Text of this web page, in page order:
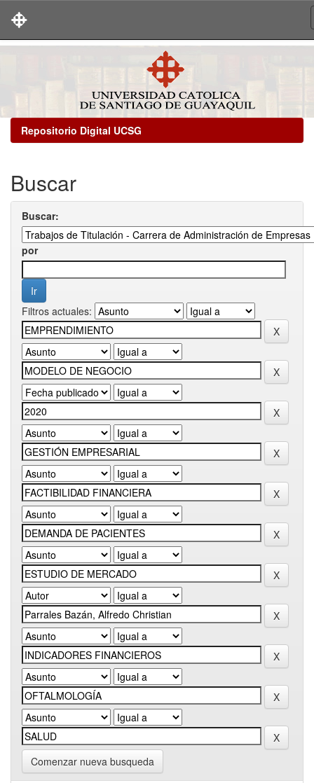
Repositorio Digital UCSG
Buscar
Buscar:
por
Filtros actuales:
Comenzar nueva busqueda